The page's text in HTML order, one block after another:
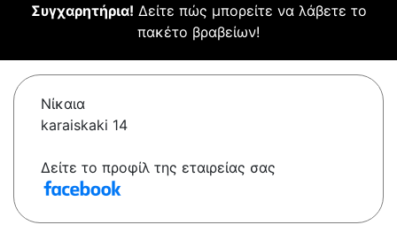
Συγχαρητήρια! Δείτε πώς μπορείτε να λάβετε το
πακέτο βραβείων!
Νίκαια
karaiskaki 14
Δείτε το προφίλ της εταιρείας σας